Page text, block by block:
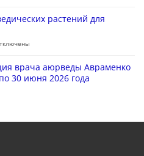
растений для
врача аюрведы Авраменко
30 июня 2026 года